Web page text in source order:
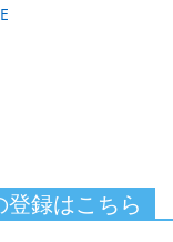
録はこちら